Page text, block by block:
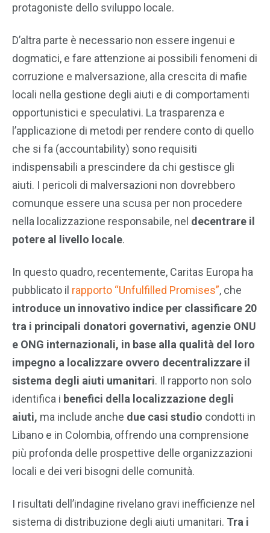
protagoniste dello sviluppo locale.
D’altra parte è necessario non essere ingenui e
dogmatici, e fare attenzione ai possibili fenomeni di
corruzione e malversazione, alla crescita di mafie
locali nella gestione degli aiuti e di comportamenti
opportunistici e speculativi. La trasparenza e
l’applicazione di metodi per rendere conto di quello
che si fa (accountability) sono requisiti
indispensabili a prescindere da chi gestisce gli
aiuti. I pericoli di malversazioni non dovrebbero
comunque essere una scusa per non procedere
nella localizzazione responsabile, nel decentrare il
potere al livello locale.
In questo quadro, recentemente, Caritas Europa ha
pubblicato il rapporto “Unfulfilled Promises”, che
introduce un innovativo indice per classificare 20
tra i principali donatori governativi, agenzie ONU
e ONG internazionali, in base alla qualità del loro
impegno a localizzare ovvero decentralizzare il
sistema degli aiuti umanitari. Il rapporto non solo
identifica i benefici della localizzazione degli
aiuti, ma include anche due casi studio condotti in
Libano e in Colombia, offrendo una comprensione
più profonda delle prospettive delle organizzazioni
locali e dei veri bisogni delle comunità.
I risultati dell’indagine rivelano gravi inefficienze nel
sistema di distribuzione degli aiuti umanitari. Tra i